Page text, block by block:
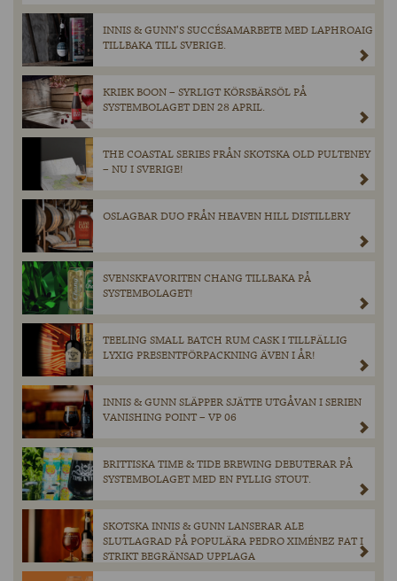
INNIS & GUNN’S SUCCÉSAMARBETE MED LAPHROAIG
TILLBAKA TILL SVERIGE.
KRIEK BOON – SYRLIGT KÖRSBÄRSÖL PÅ
SYSTEMBOLAGET DEN 28 APRIL.
THE COASTAL SERIES FRÅN SKOTSKA OLD PULTENEY
– NU I SVERIGE!
OSLAGBAR DUO FRÅN HEAVEN HILL DISTILLERY
SVENSKFAVORITEN CHANG TILLBAKA PÅ
SYSTEMBOLAGET!
TEELING SMALL BATCH RUM CASK I TILLFÄLLIG
LYXIG PRESENTFÖRPACKNING ÄVEN I ÅR!
INNIS & GUNN SLÄPPER SJÄTTE UTGÅVAN I SERIEN
VANISHING POINT – VP 06
BRITTISKA TIME & TIDE BREWING DEBUTERAR PÅ
SYSTEMBOLAGET MED EN FYLLIG STOUT.
SKOTSKA INNIS & GUNN LANSERAR ALE
SLUTLAGRAD PÅ POPULÄRA PEDRO XIMÉNEZ FAT I
STRIKT BEGRÄNSAD UPPLAGA